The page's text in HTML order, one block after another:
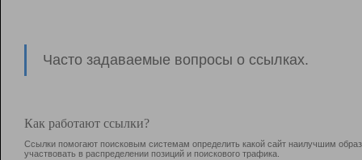
Часто задаваемые вопросы о ссылках.
Как работают ссылки?
Ссылки помогают поисковым системам определить какой сайт наилучшим
участвовать в раcпределении позиций и поискового трафика.